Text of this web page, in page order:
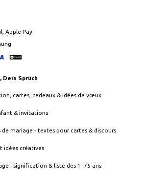
Apple Pay
Dein Sprüch
cartes, cadeaux & idées de vœux
& invitations
mariage - textes pour cartes & discours
idées créatives
: signification & liste des 1–75 ans